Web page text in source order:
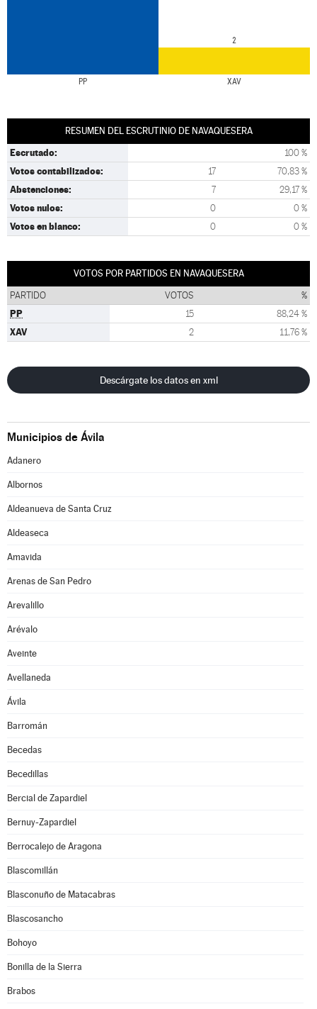
PP XAV
2
RESUMEN DEL ESCRUTINIO DE NAVAQUESERA
Escrutado: 100 %
Votos contabilizados: 17 70,83 %
Abstenciones: 7 29,17 %
Votos nulos: 0 0 %
Votos en blanco: 0 0 %
VOTOS POR PARTIDOS EN NAVAQUESERA
PARTIDO VOTOS %
PP 15 88,24 %
XAV 2 11,76 %
Descárgate los datos en xml
Municipios de Ávila
Adanero
Albornos
Aldeanueva de Santa Cruz
Aldeaseca
Amavida
Arenas de San Pedro
Arevalillo
Arévalo
Aveinte
Avellaneda
Ávila
Barromán
Becedas
Becedillas
Bercial de Zapardiel
Bernuy-Zapardiel
Berrocalejo de Aragona
Blascomillán
Blasconuño de Matacabras
Blascosancho
Bohoyo
Bonilla de la Sierra
Brabos